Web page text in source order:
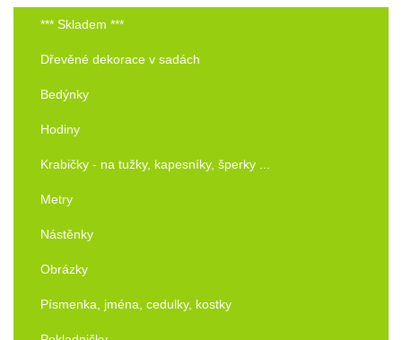
*** Skladem ***
Dřevěné dekorace v sadách
Bedýnky
Hodiny
Krabičky - na tužky, kapesníky, šperky ...
Metry
Nástěnky
Obrázky
Písmenka, jména, cedulky, kostky